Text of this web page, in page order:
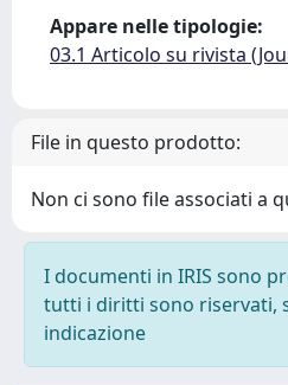
Appare nelle tipologie:
03.1 Articolo su rivista
File in questo prodotto:
Non ci sono file associati a
I documenti in IRIS sono
tutti i diritti sono riservati,
indicazione